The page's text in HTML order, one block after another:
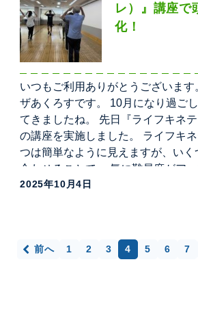
レ）』講座で
化！
いつもご利用ありがとうございます
ザあくろすです。 10月になり過ご
てきましたね。 先日『ライフキネテ
の講座を実施しました。 ライフキ
つは簡単なように見えますが、いく
合わせることで 一気に難易度がア
量はそれほど多くありませんが、
2025年10月4日
投
前へ 1 2 3 4 5 6 7